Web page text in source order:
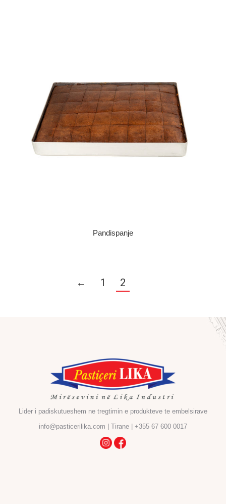
Pandispanje
← 1 2
Lider i padiskutueshem ne tregtimin e produkteve te embelsirave
info@pasticerilika.com | Tirane | +355 67 600 0017